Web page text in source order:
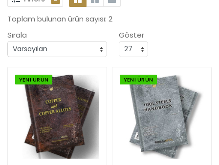
Toplam bulunan ürün sayısı: 2
Sırala
Göster
YENI ÜRÜN YENI ÜRÜN